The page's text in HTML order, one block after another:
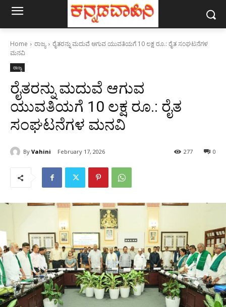
Home ರಾಜ್ಯ
ರೈತರನ್ನು ಮದುವೆ ಆಗುವ ಯುವತಿಯಗೆ 10 ಲಕ್ಷ ರೂ.: ರೈತ ಸಂಘಟನೆಗಳ
ಮನವಿ
ರಾಜ್ಯ
ರೈತರನ್ನು ಮದುವೆ ಆಗುವ
ಯುವತಿಯಗೆ 10 ಲಕ್ಷ ರೂ.: ರೈತ
ಸಂಘಟನೆಗಳ ಮನವಿ
By Vahini February 17, 2026 0
277